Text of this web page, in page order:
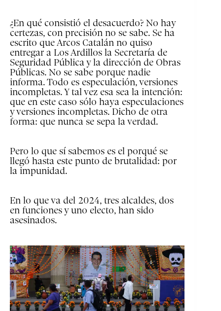
¿En qué consistió el desacuerdo? No hay
certezas, con precisión no se sabe. Se ha
escrito que Arcos Catalán no quiso
entregar a Los Ardillos la Secretaría de
Seguridad Pública y la dirección de Obras
Públicas. No se sabe porque nadie
informa. Todo es especulación, versiones
incompletas. Y tal vez esa sea la intención:
que en este caso sólo haya especulaciones
y versiones incompletas. Dicho de otra
forma: que nunca se sepa la verdad.
Pero lo que sí sabemos es el porqué se
llegó hasta este punto de brutalidad: por
la impunidad.
En lo que va del 2024, tres alcaldes, dos
en funciones y uno electo, han sido
asesinados.